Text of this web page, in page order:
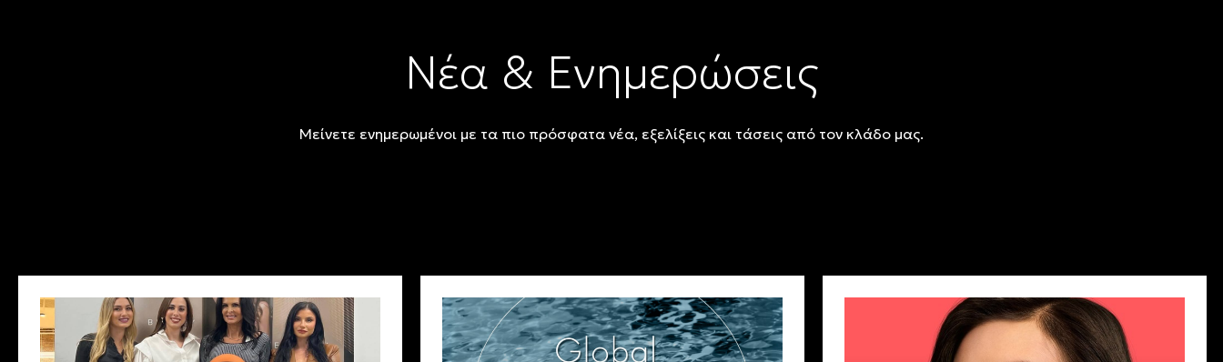
Νέα & Ενημερώσεις
Μείνετε ενημερωμένοι με τα πιο πρόσφατα νέα, εξελίξεις και τάσεις από τον κλάδο μας.